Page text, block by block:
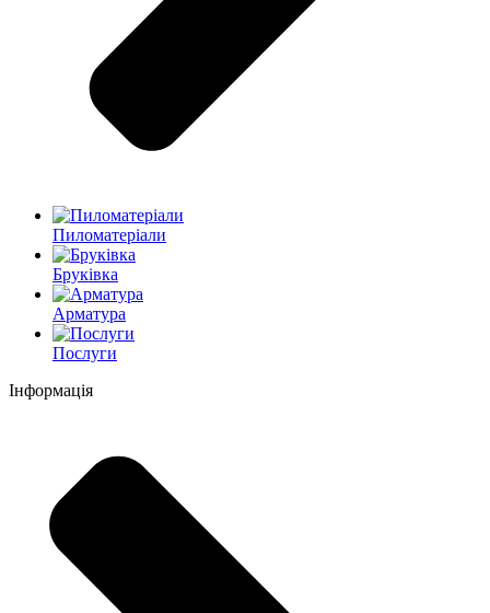
Пиломатеріали
Бруківка
Арматура
Послуги
Інформація